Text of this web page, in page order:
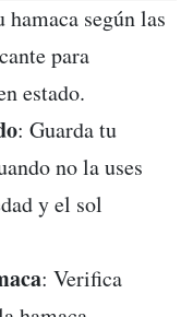
hamaca según las
para
estado.
: Guarda tu
no la uses
y el sol
: Verifica